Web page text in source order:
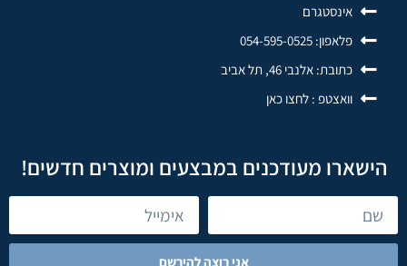
אינסטגרם
פלאפון: 054-595-0525
כתובת: אלנבי 46, תל אביב
וואצטפ : לחצו כאן
הישארו מעודכנים במבצעים ומוצרים חדשים!
אני רוצה להירשם